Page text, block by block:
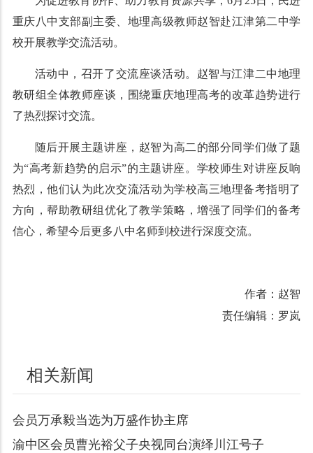
重庆八中支部副主委、地理高级教师赵智赴江津第二中学
校开展教学交流活动。
活动中，召开了交流座谈活动。赵智与江津二中地理
教研组全体教师座谈，围绕重庆地理高考的改革趋势进行
了热烈探讨交流。
随后开展主题讲座，赵智为高二的部分同学们做了题
为“高考新趋势的启示”的主题讲座。学校师生对讲座反响
热烈，他们认为此次交流活动为学校高三地理备考指明了
方向，帮助教研组优化了教学策略，增强了同学们的备考
信心，希望今后更多八中名师到校进行深度交流。
作者：赵智
责任编辑：罗岚
相关新闻
会员万承毅当选为万盛作协主席
渝中区会员曹光裕父子央视同台演绎川江号子